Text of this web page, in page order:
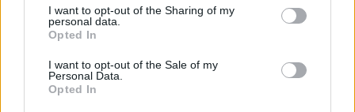
I want to opt-out of the Sharing of my
personal data.
Opted In
I want to opt-out of the Sale of my
Personal Data.
Opted InAñadir un comentario ...
Psicodelia y Space Rock 🎸✨
🌌🚀 Viaje intergaláctico: la mejor selección de
al firmamento y siente la gravedad cero. 💾 ¡Guarda
esta colección para tu próxima noche estrellada!
✨⭐